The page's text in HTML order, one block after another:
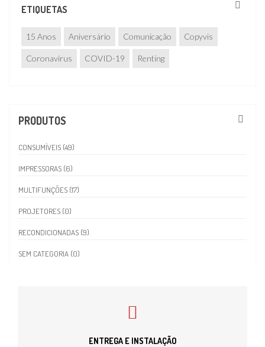
ETIQUETAS
15 Anos Aniversário Comunicação Copyvis
Coronavírus COVID-19 Renting
PRODUTOS
CONSUMÍVEIS (49)
IMPRESSORAS (6)
MULTIFUNÇÕES (17)
PROJETORES (0)
RECONDICIONADAS (9)
SEM CATEGORIA (0)
ENTREGA E INSTALAÇÃO